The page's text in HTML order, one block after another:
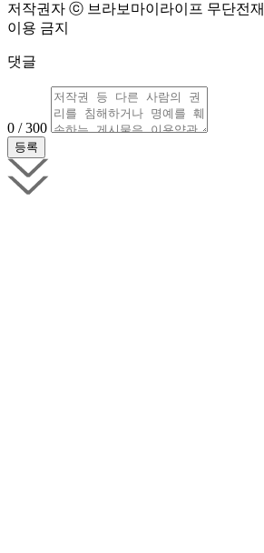
저작권자 ⓒ 브라보마이라이프 무단전
이용 금지
댓글
0 / 300